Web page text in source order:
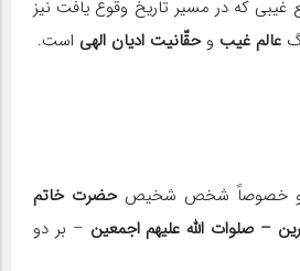
غیبی که در مسیر تاریخ وقوع یافت نیز
عالم غیب وحقّانیت ادیان الهی است.
خصوصاً شخص شخیصحضرت خاتم
– صلوات الله علیهم اجمعین – بر دو